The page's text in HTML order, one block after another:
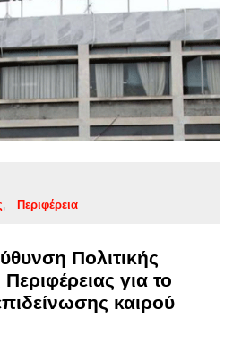
Περιφέρεια
Πολιτικής
για το
καιρού